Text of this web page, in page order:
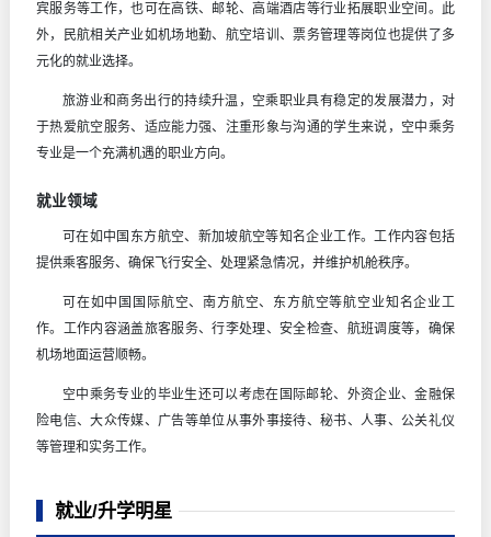
宾服务等工作，也可在高铁、邮轮、高端酒店等行业拓展职业空间。此
外，民航相关产业如机场地勤、航空培训、票务管理等岗位也提供了多
元化的就业选择。
旅游业和商务出行的持续升温，空乘职业具有稳定的发展潜力，对
于热爱航空服务、适应能力强、注重形象与沟通的学生来说，空中乘务
专业是一个充满机遇的职业方向。
就业领域
可在如中国东方航空、新加坡航空等知名企业工作。工作内容包括
提供乘客服务、确保飞行安全、处理紧急情况，并维护机舱秩序。
可在如中国国际航空、南方航空、东方航空等航空业知名企业工
作。工作内容涵盖旅客服务、行李处理、安全检查、航班调度等，确保
机场地面运营顺畅。
空中乘务专业的毕业生还可以考虑在国际邮轮、外资企业、金融保
险电信、大众传媒、广告等单位从事外事接待、秘书、人事、公关礼仪
等管理和实务工作。
就业/升学明星